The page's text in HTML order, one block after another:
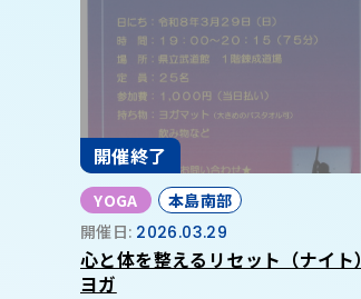
開催終了
YOGA
本島南部
開催日: 2026.03.29
心と体を整えるリセット（ナイト）
ヨガ